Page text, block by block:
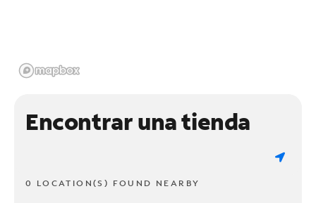
Encontrar una tienda
0 LOCATION(S) FOUND NEARBY